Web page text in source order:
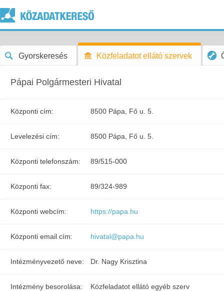
Gyorskeresés Közfeladatot ellátó szervek
Pápai Polgármesteri Hivatal
Központi cím: 8500 Pápa, Fő u. 5.
Levelezési cím: 8500 Pápa, Fő u. 5.
Központi telefonszám: 89/515-000
Központi fax: 89/324-989
Központi webcím: https://papa.hu
Központi email cím: hivatal@papa.hu
Intézményvezető neve: Dr. Nagy Krisztina
Intézmény besorolása: Közfeladatot ellátó egyéb szerv